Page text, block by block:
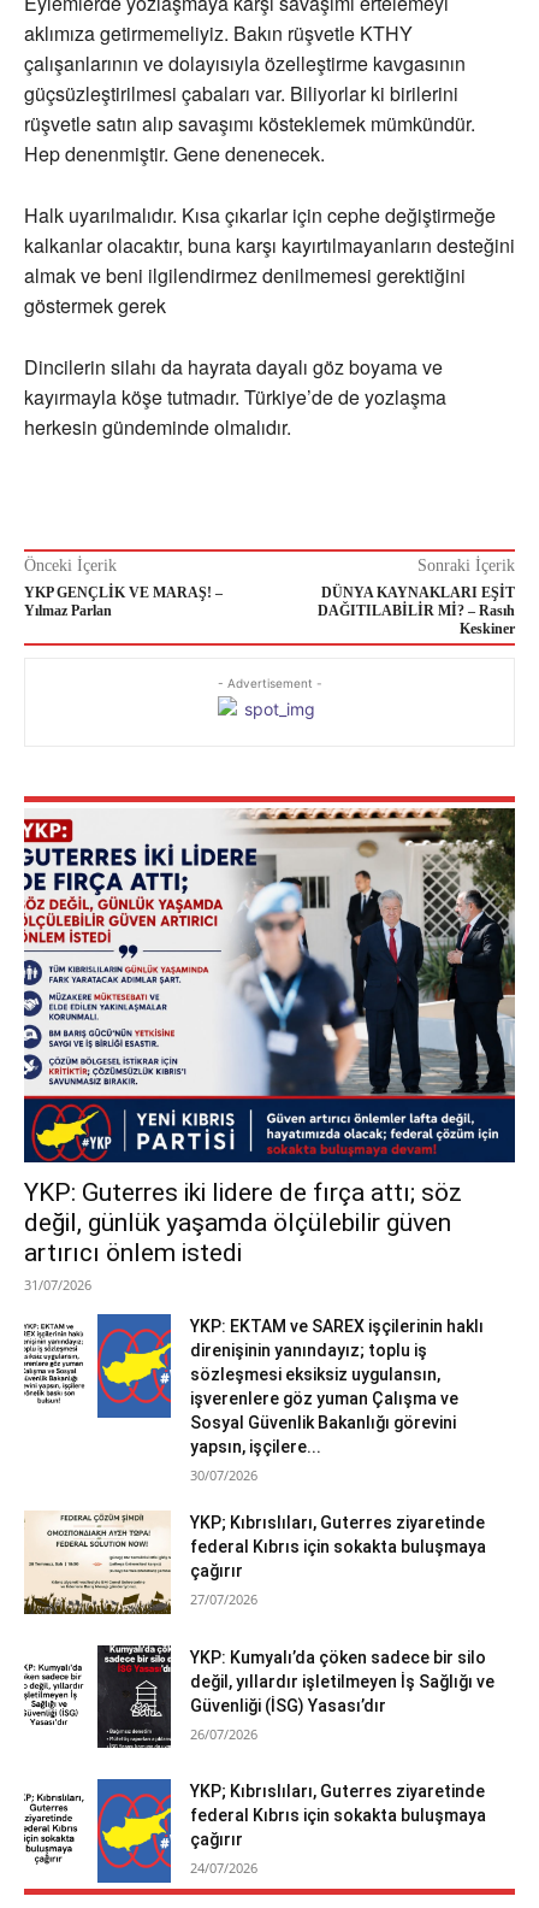
aklımıza getirmemeliyiz. Bakın rüşvetle KTHY
çalışanlarının ve dolayısıyla özelleştirme kavgasının
güçsüzleştirilmesi çabaları var. Biliyorlar ki birilerini
rüşvetle satın alıp savaşımı kösteklemek mümkündür.
Hep denenmiştir. Gene denenecek.
Halk uyarılmalıdır. Kısa çıkarlar için cephe değiştirmeğe
kalkanlar olacaktır, buna karşı kayırtılmayanların desteğini
almak ve beni ilgilendirmez denilmemesi gerektiğini
göstermek gerek
Dincilerin silahı da hayrata dayalı göz boyama ve
kayırmayla köşe tutmadır. Türkiye’de de yozlaşma
herkesin gündeminde olmalıdır.
Önceki İçerik
YKP GENÇLİK VE MARAŞ! –
Yılmaz Parlan
Sonraki İçerik
DÜNYA KAYNAKLARI EŞİT
DAĞITILABİLİR Mİ? – Rasıh
Keskiner
- Advertisement -
YKP: Guterres iki lidere de fırça attı; söz
değil, günlük yaşamda ölçülebilir güven
artırıcı önlem istedi
31/07/2026
YKP: EKTAM ve SAREX işçilerinin haklı
direnişinin yanındayız; toplu iş
sözleşmesi eksiksiz uygulansın,
işverenlere göz yuman Çalışma ve
Sosyal Güvenlik Bakanlığı görevini
yapsın, işçilere...
30/07/2026
YKP; Kıbrıslıları, Guterres ziyaretinde
federal Kıbrıs için sokakta buluşmaya
çağırır
27/07/2026
YKP: Kumyalı’da çöken sadece bir silo
değil, yıllardır işletilmeyen İş Sağlığı ve
Güvenliği (İSG) Yasası’dır
26/07/2026
YKP; Kıbrıslıları, Guterres ziyaretinde
federal Kıbrıs için sokakta buluşmaya
çağırır
24/07/2026